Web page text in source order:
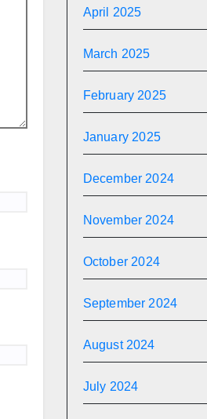
April 2025
March 2025
February 2025
January 2025
December 2024
November 2024
October 2024
September 2024
August 2024
July 2024